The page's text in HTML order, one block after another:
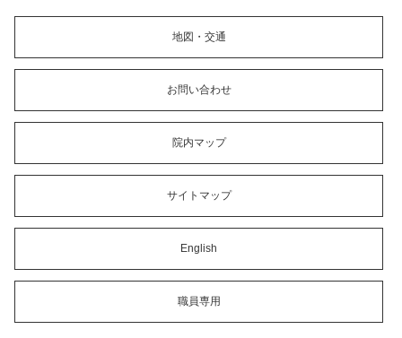
地図・交通
お問い合わせ
院内マップ
サイトマップ
English
職員専用